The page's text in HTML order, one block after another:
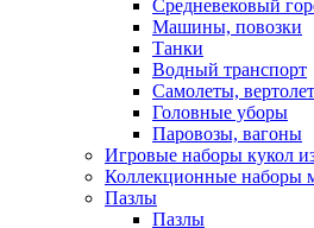
Средневековый
Машины, повозки
Танки
Водный транспорт
Самолеты,
Головные уборы
Паровозы, вагоны
Игровые наборы кукол
Коллекционные наборы
Пазлы
Пазлы